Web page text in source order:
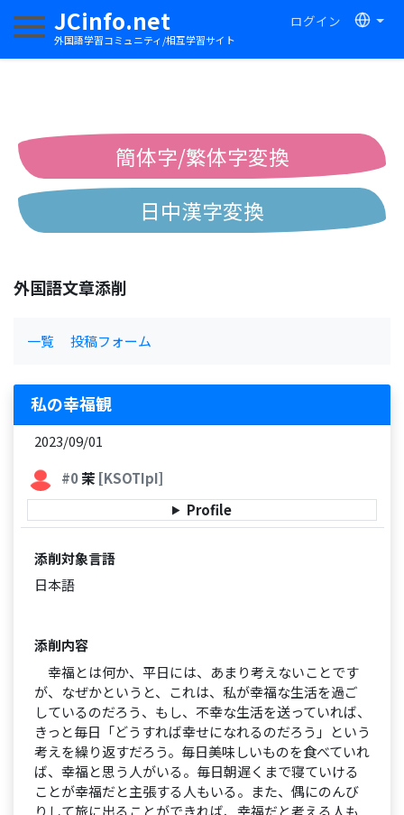
JCinfo.net
外国語学習コミュニティ/相互学習サイト
ログイン
ナビゲーションを切り替える
簡体字/繁体字変換
日中漢字変換
外国語文章添削
一覧 投稿フォーム
私の幸福観
2023/09/01
#0茉 [KSOTIpI]
Profile
添削対象言語
日本語
添削内容
幸福とは何か、平日には、あまり考えないことです
が、なぜかというと、これは、私が幸福な生活を過ご
しているのだろう、もし、不幸な生活を送っていれば、
きっと毎日「どうすれば幸せになれるのだろう」という
考えを繰り返すだろう。毎日美味しいものを食べていれ
ば、幸福と思う人がいる。毎日朝遅くまで寝ていける
ことが幸福だと主張する人もいる。また、偶にのんび
りして旅に出ることができれば、幸福だと考える人も